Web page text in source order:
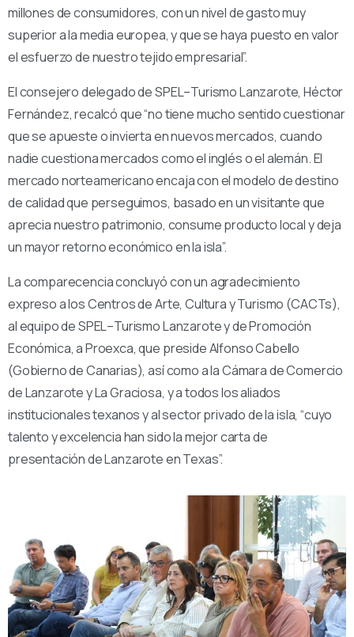
millones de consumidores, con un nivel de gasto muy
superior a la media europea, y que se haya puesto en valor
el esfuerzo de nuestro tejido empresarial”.
El consejero delegado de SPEL–Turismo Lanzarote, Héctor
Fernández, recalcó que “no tiene mucho sentido cuestionar
que se apueste o invierta en nuevos mercados, cuando
nadie cuestiona mercados como el inglés o el alemán. El
mercado norteamericano encaja con el modelo de destino
de calidad que perseguimos, basado en un visitante que
aprecia nuestro patrimonio, consume producto local y deja
un mayor retorno económico en la isla”.
La comparecencia concluyó con un agradecimiento
expreso a los Centros de Arte, Cultura y Turismo (CACTs),
al equipo de SPEL–Turismo Lanzarote y de Promoción
Económica, a Proexca, que preside Alfonso Cabello
(Gobierno de Canarias), así como a la Cámara de Comercio
de Lanzarote y La Graciosa, y a todos los aliados
institucionales texanos y al sector privado de la isla, “cuyo
talento y excelencia han sido la mejor carta de
presentación de Lanzarote en Texas”.